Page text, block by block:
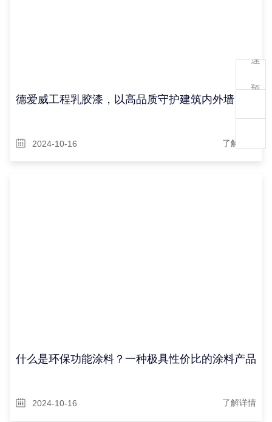
德爱威工程乳胶漆，以高品质守护建筑内外墙
2024-10-16 了解详情
什么是环保功能涂料？一种极具性价比的涂料产品
2024-10-16 了解详情
速
预
约